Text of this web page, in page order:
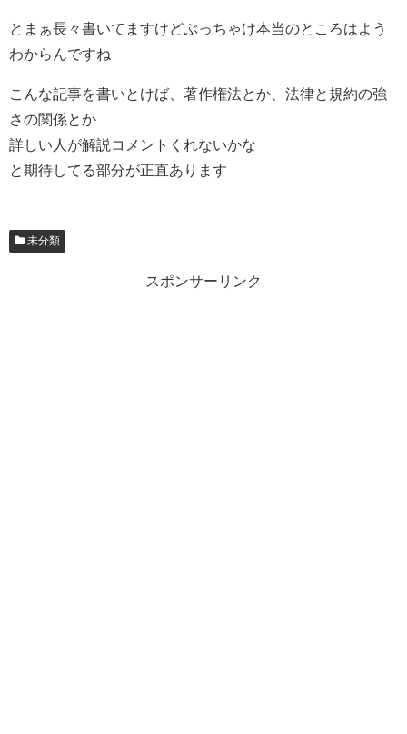
とまぁ長々書いてますけどぶっちゃけ本当のところはよう
わからんですね
こんな記事を書いとけば、著作権法とか、法律と規約の強
さの関係とか
詳しい人が解説コメントくれないかな
と期待してる部分が正直あります
未分類
スポンサーリンク